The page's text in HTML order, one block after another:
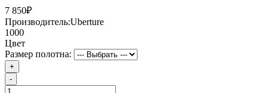
7 850₽
Производитель:Uberture
1000
Цвет
Размер полотна:
+
-